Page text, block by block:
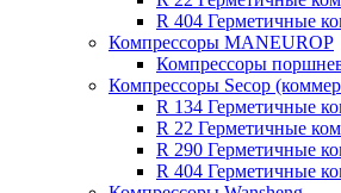
R 404 Герметичные
Компрессоры MANEUROP
Компрессоры
Компрессоры Secop
R 134 Герметичные
R 22 Герметичные
R 290 Герметичные
R 404 Герметичные